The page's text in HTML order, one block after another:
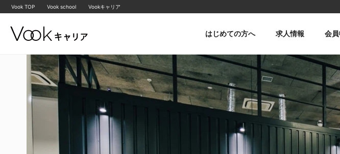
Vook TOP Vook school Vookキャリア
はじめての方へ 求人情報 会